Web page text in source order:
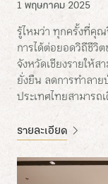
1 พฤษภาคม 2025
รู้ไหมว่า ทุกครั้งที่คุ
การได้ต่อยอดวิถีชีวิ
จังหวัดเชียงรายให้
ยั่งยืน ลดการทำลา
ประเทศไทยสามารถ
รายละเอียด